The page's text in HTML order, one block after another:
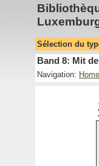
Sélection du
Band 8: Mit
Navigation: Home